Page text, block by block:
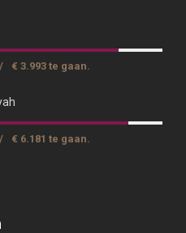
/ € 3.993 te gaan.
/ € 6.181 te gaan.